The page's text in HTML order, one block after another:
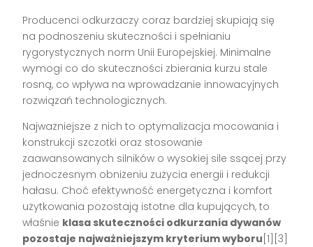
Producenci odkurzaczy coraz bardziej skupiają się
na podnoszeniu skuteczności i spełnianiu
rygorystycznych norm Unii Europejskiej. Minimalne
wymogi co do skuteczności zbierania kurzu stale
rosną, co wpływa na wprowadzanie innowacyjnych
rozwiązań technologicznych.
Najważniejsze z nich to optymalizacja mocowania i
konstrukcji szczotki oraz stosowanie
zaawansowanych silników o wysokiej sile ssącej przy
jednoczesnym obniżeniu zużycia energii i redukcji
hałasu. Choć efektywność energetyczna i komfort
użytkowania pozostają istotne dla kupujących, to
właśnie klasa skuteczności odkurzania dywanów
pozostaje najważniejszym kryterium wyboru [1][3]